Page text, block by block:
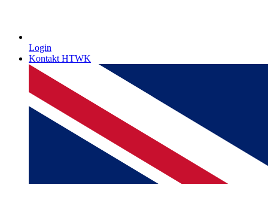
Login
Kontakt HTWK